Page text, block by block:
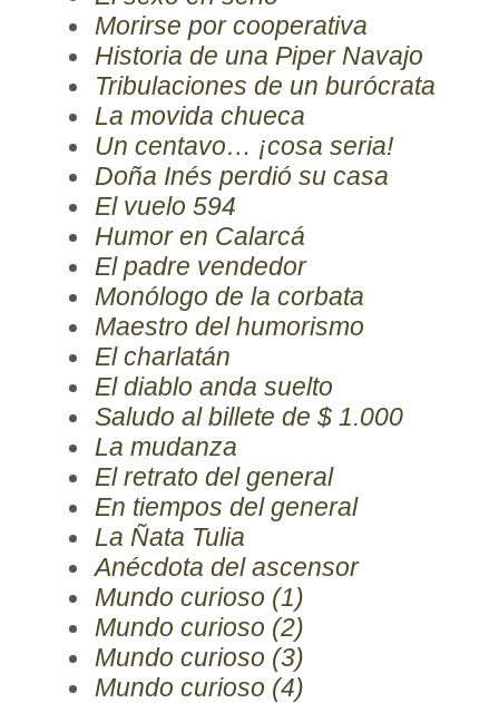
Morirse por cooperativa
Historia de una Piper Navajo
Tribulaciones de un burócrata
La movida chueca
Un centavo… ¡cosa seria!
Doña Inés perdió su casa
El vuelo 594
Humor en Calarcá
El padre vendedor
Monólogo de la corbata
Maestro del humorismo
El charlatán
El diablo anda suelto
Saludo al billete de $ 1.000
La mudanza
El retrato del general
En tiempos del general
La Ñata Tulia
Anécdota del ascensor
Mundo curioso (1)
Mundo curioso (2)
Mundo curioso (3)
Mundo curioso (4)